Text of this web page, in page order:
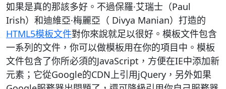
如果是真的那該多好。不過保羅·艾瑞士（Paul
Irish）和迪維亞·梅麗亞（ Divya Manian）打造的
HTML5模板文件對你來說就足以很好。模板文件包含
一系列的文件，你可以做模板用在你的項目中。模板
文件包含了你所必須的JavaScript，方便在IE中添加新
元素；它從Google的CDN上引用jQuery，另外如果